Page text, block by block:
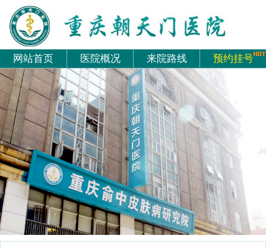
网站首页 医院概况 来院路线 预约挂号